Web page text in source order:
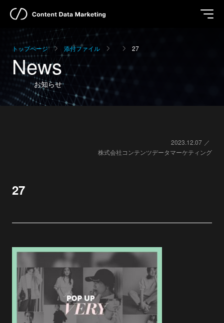
トップページ 添付ファイル 27
News
お知らせ
2023.12.07
株式会社コンテンツデータマーケティング
27